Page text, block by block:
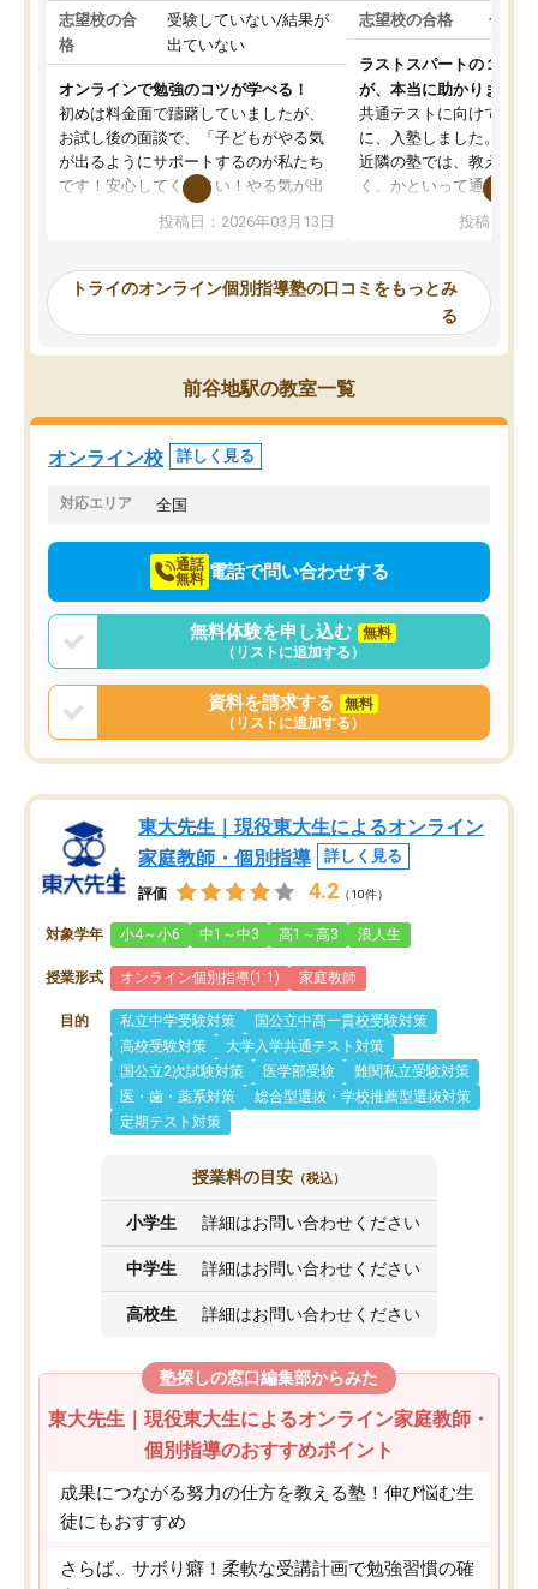
志望校の合
格
受験していない/結果が
出ていない
オンラインで勉強のコツが学べる！
初めは料金面で躊躇していましたが、
お試し後の面談で、「子どもがやる気
が出るようにサポートするのが私たち
です！安心してください！やる気が出
ないのは私たち講師の責任です」と言
ってくださり、確かに！と考えて、思
ったんですが、学生の先生から学ぶこ
み、徐々に成績が上がったらいいなと
思っていました。何が今足りないのか
を的確に指導いただき、子どももびっ
くりするほど楽しんでやる気を持って
塾を受けています。狙い通り、少しず
つ成績も上がり、苦手意識も無くなっ
てきたので、さらに苦手な数学も追加
でお願いしました。来年の高校受験に
投稿日：2026年03月13日
志望校の合格 合格
ラストスパートの１か月
が、本当に助かりました
共通テストに向けての追
に、入塾しました。田舎
近隣の塾では、教えても
く、かといって通うには
可能なので本当に助か
らないところをピンポイ
頂いて、とてもわかり
していました。一生を
スト、多少お金がかかっ
投稿日：
トライのオンライン個別指導塾の口コミをもっとみ
る
前谷地駅の教室一覧
オンライン校 詳しく見る
対応エリア 全国
通話
無料 電話で問い合わせする
無料体験を申し込む
無料
（リストに追加する）
資料を請求する
無料
（リストに追加する）
東大先生｜現役東大生によるオンライン
家庭教師・個別指導
詳しく見る
評価 4.2 （10件）
対象学年 小4～小6 中1～中3 高1～高3 浪人生
授業形式 オンライン個別指導(1:1) 家庭教師
目的 私立中学受験対策
国公立中高一貫校受験対策
高校受験対策
大学入学共通テスト対策
国公立2次試験対策
医学部受験
難関私立受験対策
医・歯・薬系対策
総合型選抜・学校推薦型選抜対策
定期テスト対策
授業料の目安 （税込）
小学生 詳細はお問い合わせください
中学生 詳細はお問い合わせください
高校生 詳細はお問い合わせください
塾探しの窓口編集部からみた
東大先生｜現役東大生によるオンライン家庭教師・
個別指導のおすすめポイント
成果につながる努力の仕方を教える塾！伸び悩む生
徒にもおすすめ
さらば、サボり癖！柔軟な受講計画で勉強習慣の確